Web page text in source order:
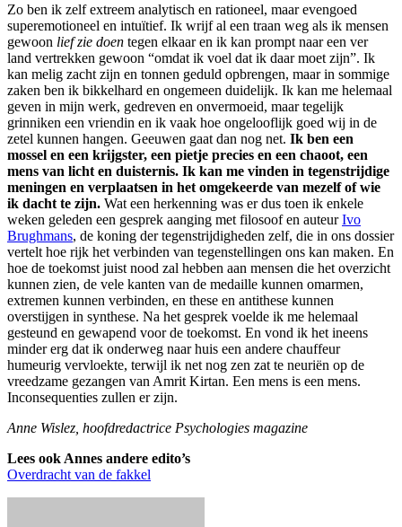
Zo ben ik zelf extreem analytisch en rationeel, maar evengoed
superemotioneel en intuïtief. Ik wrijf al een traan weg als ik mensen
gewoon lief zie doen tegen elkaar en ik kan prompt naar een ver
land vertrekken gewoon “omdat ik voel dat ik daar moet zijn”. Ik
kan melig zacht zijn en tonnen geduld opbrengen, maar in sommige
zaken ben ik bikkelhard en ongemeen duidelijk. Ik kan me helemaal
geven in mijn werk, gedreven en onvermoeid, maar tegelijk
grinniken een vriendin en ik vaak hoe ongelooflijk goed wij in de
zetel kunnen hangen. Geeuwen gaat dan nog net. Ik ben een
mossel en een krijgster, een pietje precies en een chaoot, een
mens van licht en duisternis. Ik kan me vinden in tegenstrijdige
meningen en verplaatsen in het omgekeerde van mezelf of wie
ik dacht te zijn. Wat een herkenning was er dus toen ik enkele
weken geleden een gesprek aanging met filosoof en auteurIvo
Brughmans, de koning der tegenstrijdigheden zelf, die in ons dossier
vertelt hoe rijk het verbinden van tegenstellingen ons kan maken. En
hoe de toekomst juist nood zal hebben aan mensen die het overzicht
kunnen zien, de vele kanten van de medaille kunnen omarmen,
extremen kunnen verbinden, en these en antithese kunnen
overstijgen in synthese. Na het gesprek voelde ik me helemaal
gesteund en gewapend voor de toekomst. En vond ik het ineens
minder erg dat ik onderweg naar huis een andere chauffeur
humeurig vervloekte, terwijl ik net nog zen zat te neuriën op de
vreedzame gezangen van Amrit Kirtan. Een mens is een mens.
Inconsequenties zullen er zijn.
Anne Wislez, hoofdredactrice Psychologies magazine
Lees ook Annes andere edito’s
Overdracht van de fakkel